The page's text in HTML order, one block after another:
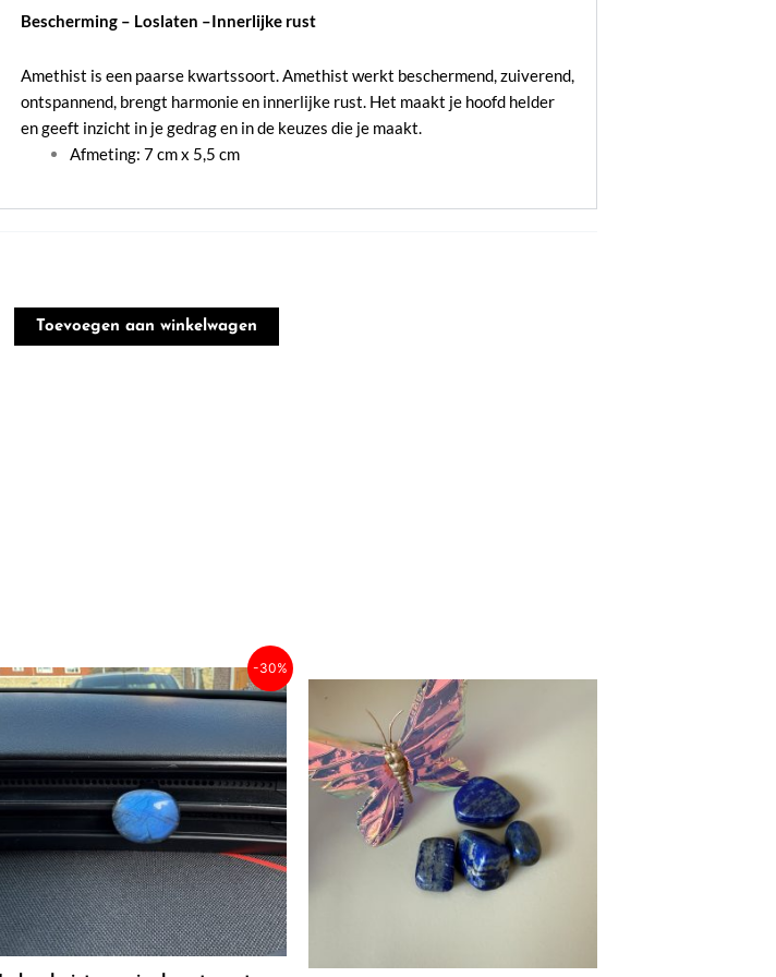
Bescherming – Loslaten –Innerlijke rust
Amethist is een paarse kwartssoort. Amethist werkt beschermend, zuiverend,
ontspannend, brengt harmonie en innerlijke rust. Het maakt je hoofd helder
en geeft inzicht in je gedrag en in de keuzes die je maakt.
Afmeting: 7 cm x 5,5 cm
hartje
op
Toevoegen aan winkelwagen
-30%
prijs
was:
prijs
is: